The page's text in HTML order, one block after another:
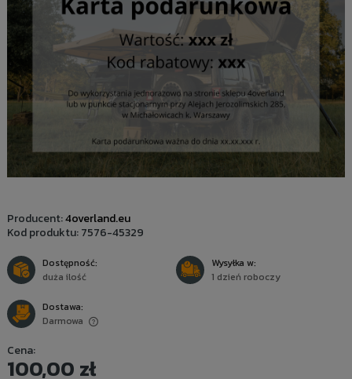
Producent:4overland.eu
Kod produktu:7576-45329
Dostępność:
duża ilość
Wysyłka w:
1 dzień roboczy
Dostawa:
Darmowa
Cena:
100,00 zł